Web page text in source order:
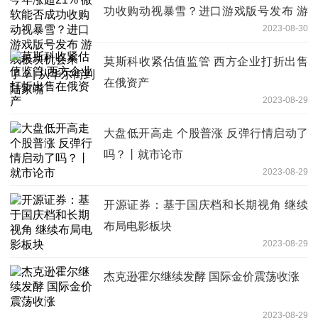
功收购动视暴雪？进口游戏版号发布 游
戏板块机会来了？| 从华尔街到陆家嘴
2023-08-30
莫斯科收紧估值监管 西方企业打折出售
在俄资产
2023-08-29
大盘低开高走 个股普涨 反弹行情启动了
吗？丨就市论市
2023-08-29
开源证券：基于国庆档和长期视角 继续
布局电影板块
2023-08-29
杰克逊霍尔继续发酵 国际金价震荡收涨
2023-08-29